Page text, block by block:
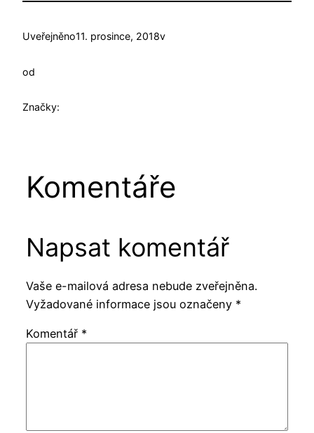
Uveřejněno11. prosince, 2018v
od
Značky:
Komentáře
Napsat komentář
Vaše e-mailová adresa nebude zveřejněna.
Vyžadované informace jsou označeny *
Komentář *